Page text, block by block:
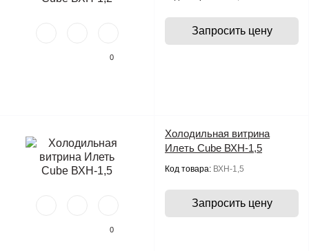
0
Запросить цену
0
Холодильная витрина
Илеть Cube ВХН-1,5
Код товара: ВХН-1,5
Запросить цену